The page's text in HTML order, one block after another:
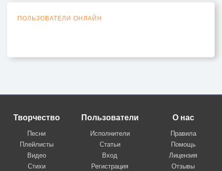
ПОЛЬЗОВАТЕЛИ ОНЛАЙН
Творчество
Песни
Плейлисты
Видео
Стихи
Пользователи
Исполнители
Статьи
Вход
Регистрация
О нас
Правила
Помощь
Лицензия
Отзывы